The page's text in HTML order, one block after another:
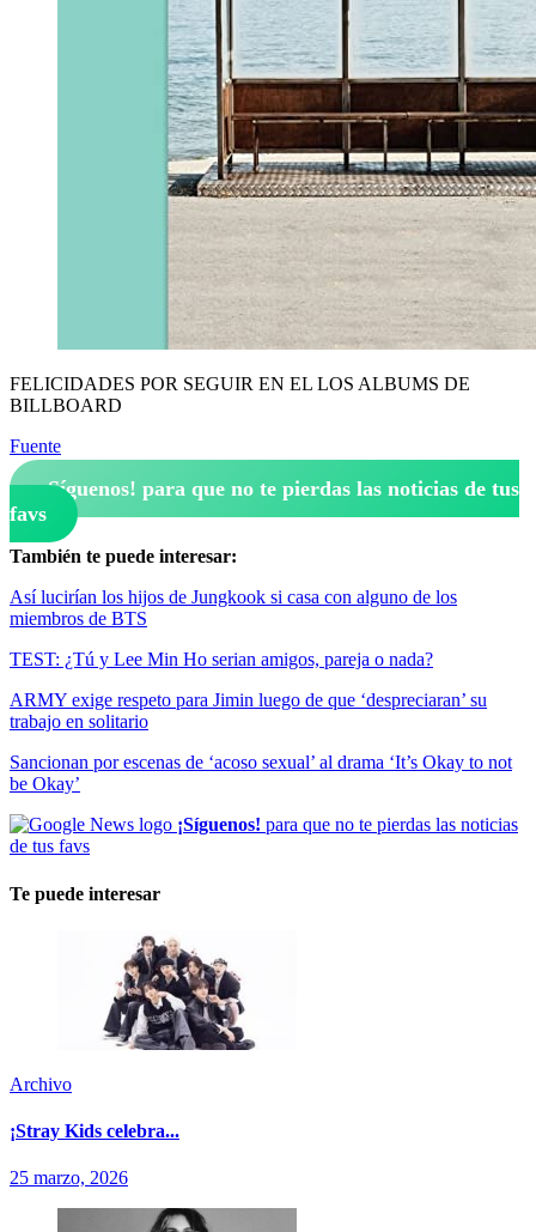
FELICIDADES POR SEGUIR EN EL LOS ALBUMS DE
BILLBOARD
Fuente
¡Síguenos! para que no te pierdas las noticias de tus
favs
También te puede interesar:
Así lucirían los hijos de Jungkook si casa con alguno de los
miembros de BTS
TEST: ¿Tú y Lee Min Ho serian amigos, pareja o nada?
ARMY exige respeto para Jimin luego de que ‘despreciaran’ su
trabajo en solitario
Sancionan por escenas de ‘acoso sexual’ al drama ‘It’s Okay to not
be Okay’
¡Síguenos! para que no te pierdas las noticias
de tus favs
Te puede interesar
Archivo
¡Stray Kids celebra...
25 marzo, 2026